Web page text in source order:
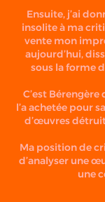
Ensuite, j’ai
insolite à ma
vente mon
aujourd’hui,
sous la forme
C’est
l’a achetée pour
d’œuvres
Ma position de
d’analyser une
une